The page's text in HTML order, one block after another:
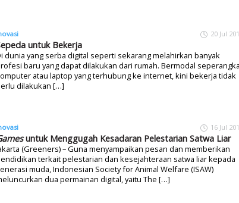
20 Jul
untuk Bekerja
dunia yang serba digital seperti sekarang melahirkan banyak
baru yang dapat dilakukan dari rumah. Bermodal
atau laptop yang terhubung ke internet, kini bekerja tidak
dilakukan […]
16 Jul
untuk Menggugah Kesadaran Pelestarian Satwa Liar
(Greeners) – Guna menyampaikan pesan dan memberikan
terkait pelestarian dan kesejahteraan satwa liar kepada
muda, Indonesian Society for Animal Welfare (ISAW)
dua permainan digital, yaitu The […]